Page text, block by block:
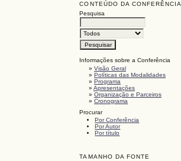
CONTEÚDO DA CONFERÊNCIA
Pesquisa
Informações sobre a Conferência
»Visão Geral
»Políticas das Modalidades
»Programa
»Apresentações
»Organização e Parceiros
»Cronograma
Procurar
Por Conferência
Por Autor
Por título
TAMANHO DA FONTE